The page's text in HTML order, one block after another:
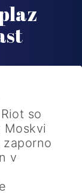
so
Moskvi
v